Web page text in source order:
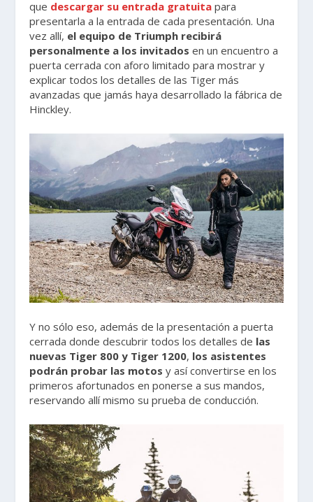
que descargar su entrada gratuita para
presentarla a la entrada de cada presentación. Una
vez allí, el equipo de Triumph recibirá
personalmente a los invitados en un encuentro a
puerta cerrada con aforo limitado para mostrar y
explicar todos los detalles de las Tiger más
avanzadas que jamás haya desarrollado la fábrica de
Hinckley.
Y no sólo eso, además de la presentación a puerta
cerrada donde descubrir todos los detalles de las
nuevas Tiger 800 y Tiger 1200, los asistentes
podrán probar las motos y así convertirse en los
primeros afortunados en ponerse a sus mandos,
reservando allí mismo su prueba de conducción.